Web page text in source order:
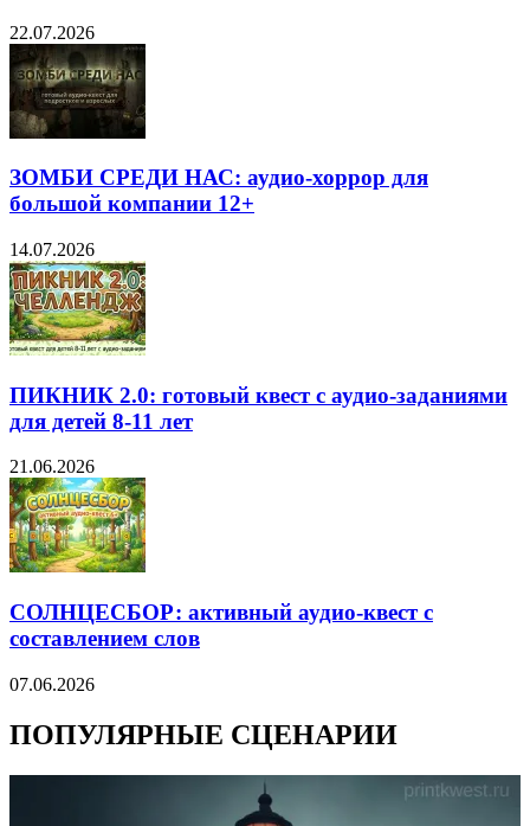
22.07.2026
ЗОМБИ СРЕДИ НАС: аудио-хоррор для
большой компании 12+
14.07.2026
ПИКНИК 2.0: готовый квест с аудио-заданиями
для детей 8-11 лет
21.06.2026
СОЛНЦЕСБОР: активный аудио-квест с
составлением слов
07.06.2026
ПОПУЛЯРНЫЕ СЦЕНАРИИ